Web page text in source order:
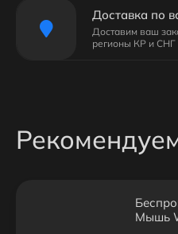
Доставка по
Доставим ваш
регионы КР и СНГ
Мышь